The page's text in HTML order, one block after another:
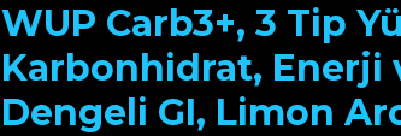
WUP Carb3+, 3 Tip
Karbonhidrat, Enerji
Dengeli GI, Limon